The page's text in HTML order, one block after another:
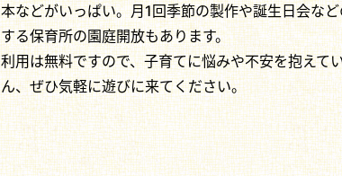
本などがいっぱい。月1回季節の製作や誕生日会な
する保育所の園庭開放もあります。
利用は無料ですので、子育てに悩みや不安を抱えて
ん、ぜひ気軽に遊びに来てください。